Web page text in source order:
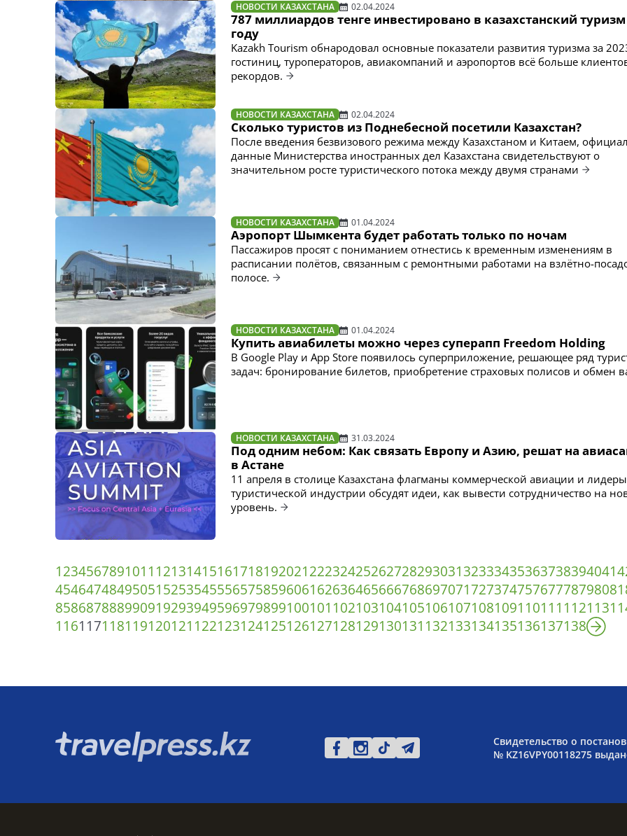
НОВОСТИ КАЗАХСТАНА 02.04.2024
787 миллиардов тенге инвестировано в казахстанский туризм
году
Kazakh Tourism обнародовал основные показатели развития туризма за
гостиниц, туроператоров, авиакомпаний и аэропортов всё больше
рекордов.
НОВОСТИ КАЗАХСТАНА 02.04.2024
Сколько туристов из Поднебесной посетили Казахстан?
После введения безвизового режима между Казахстаном и Китаем,
данные Министерства иностранных дел Казахстана свидетельствуют о
значительном росте туристического потока между двумя странами
НОВОСТИ КАЗАХСТАНА 01.04.2024
Аэропорт Шымкента будет работать только по ночам
Пассажиров просят с пониманием отнестись к временным изменениям в
расписании полётов, связанным с ремонтными работами на взлётно-
полосе.
НОВОСТИ КАЗАХСТАНА 01.04.2024
Купить авиабилеты можно через суперапп Freedom Holding
В Google Play и App Store появилось суперприложение, решающее ряд
задач: бронирование билетов, приобретение страховых полисов и обмен
НОВОСТИ КАЗАХСТАНА 31.03.2024
Под одним небом: Как связать Европу и Азию, решат на
в Астане
11 апреля в столице Казахстана флагманы коммерческой авиации и лидеры
туристической индустрии обсудят идеи, как вывести сотрудничество на
уровень.
1234567891011 121314151617181920212223242526272829303132333435363738394041
45464748495051525354555657585960616263646566676869707172737475767778798081
858687888990919293949596979899100101 102103104105106107108109110111 112113
116117118119120121 122123124125126127128129130131 132133134135136137138
Свидетельство о
№ KZ16VPY00118275